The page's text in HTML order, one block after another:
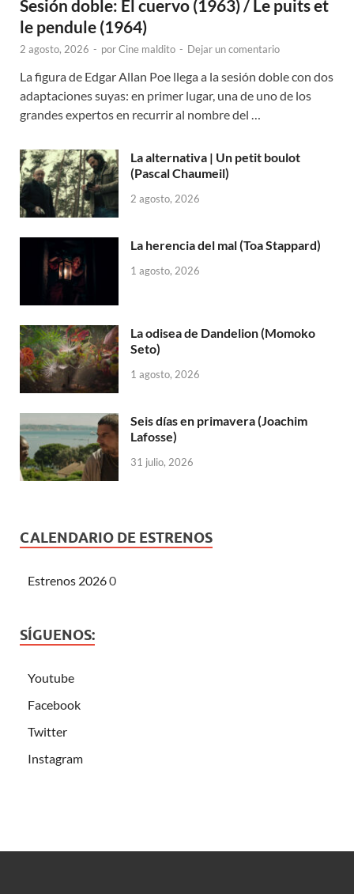
Sesión doble: El cuervo (1963) / Le puits et
le pendule (1964)
2 agosto, 2026 - porCine maldito - Dejar un comentario
La figura de Edgar Allan Poe llega a la sesión doble con dos
adaptaciones suyas: en primer lugar, una de uno de los
grandes expertos en recurrir al nombre del …
La alternativa | Un petit boulot
(Pascal Chaumeil)
2 agosto, 2026
La herencia del mal (Toa Stappard)
1 agosto, 2026
La odisea de Dandelion (Momoko
Seto)
1 agosto, 2026
Seis días en primavera (Joachim
Lafosse)
31 julio, 2026
CALENDARIO DE ESTRENOS
Estrenos 20260
SÍGUENOS:
Youtube
Facebook
Twitter
Instagram